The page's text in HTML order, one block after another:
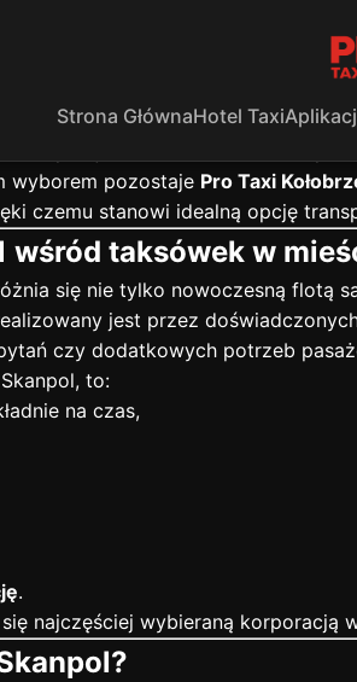
Strona GłównaHotel Taxi
– wygodnie,
polskich miast nadmorskich,
korzysta z niego wielu gości
dojazd do hotelu, warto
wyborem pozostaje Pro Taxi
czemu stanowi idealną opcję
wśród taksówek w
się nie tylko nowoczesną flotą
jest przez
czy dodatkowych potrzeb
to:
na czas,
.
się najczęściej wybieraną